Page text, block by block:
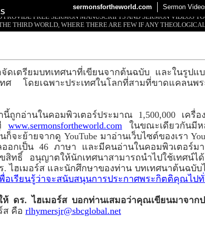
sermonsfortheworld.com Sermon
PROVIDE FREE SERMON MANUSCRIPTS AND SERMON VIDEOS
THIRD WORLD, WHERE THERE ARE FEW IF ANY
จัดเตรียมบทเทศนาที่เขียนจากต้นฉบับ และในรูป
ทศ โดยเฉพาะประเทศในโลกที่สามที่ขาดแคลนพร
นี้ถูกอ่านในคอมพิวเตอร์ประมาณ 1,500,000 เครื่
www.sermonsfortheworld.com ในขณะเดียวกันมีห
จะย้ายจากดู YouTube มาอ่านเว็บไซต์ของเรา
อกเป็น 46 ภาษา และมีคนอ่านในคอมพิวเตอร์
สิทธิ์ อนุญาตให้นักเทศนาสามารถนำไปใช้เทศน์
. ไฮเมอร์ส และนักศึกษาของท่าน บทเทศนาต้นฉบับ
เรียนรู้ว่าจะสนับสนุนการประกาศพระกิตติคุณไปทั่
ดร. ไฮเมอร์ส บอกท่านเสมอว่าคุณเขียนมาจาก
ส คือ rlhymersjr@sbcglobal.net